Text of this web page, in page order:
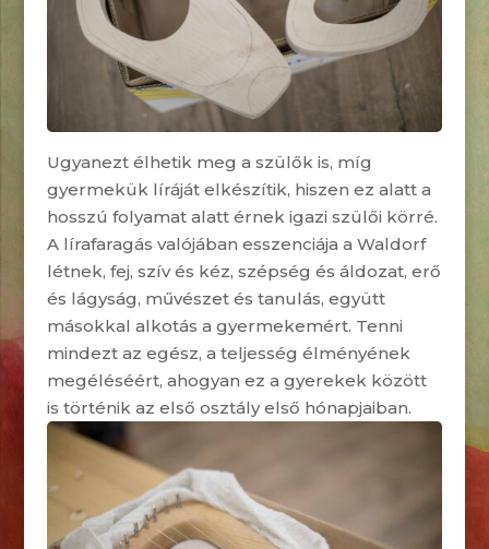
Ugyanezt élhetik meg a szülők is, míg
gyermekük líráját elkészítik, hiszen ez alatt a
hosszú folyamat alatt érnek igazi szülői körré.
A lírafaragás valójában esszenciája a Waldorf
létnek, fej, szív és kéz, szépség és áldozat, erő
és lágyság, művészet és tanulás, együtt
másokkal alkotás a gyermekemért. Tenni
mindezt az egész, a teljesség élményének
megéléséért, ahogyan ez a gyerekek között
is történik az első osztály első hónapjaiban.